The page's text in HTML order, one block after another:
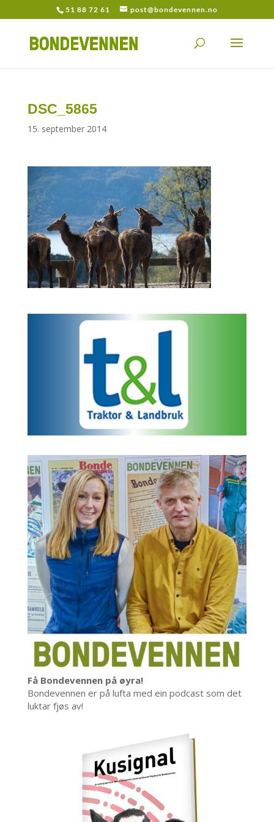
51 88 72 61 post@bondevennen.no
DSC_5865
15. september 2014
Få Bondevennen på øyra!
Bondevennen er på lufta med ein podcast som det
luktar fjøs av!